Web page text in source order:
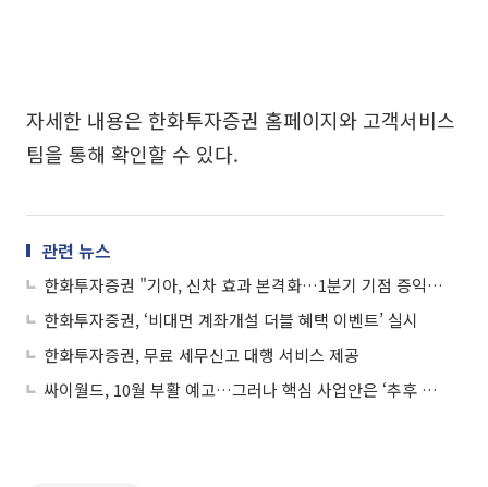
자세한 내용은 한화투자증권 홈페이지와 고객서비스
팀을 통해 확인할 수 있다.
관련 뉴스
한화투자증권 "기아, 신차 효과 본격화…1분기 기점 증익 전환 기대"
한화투자증권, ‘비대면 계좌개설 더블 혜택 이벤트’ 실시
한화투자증권, 무료 세무신고 대행 서비스 제공
싸이월드, 10월 부활 예고…그러나 핵심 사업안은 ‘추후 공개’